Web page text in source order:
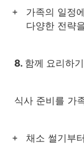
가족의 일정
다양한 전략
8. 함께 요리하기
식사 준비를 가
채소 썰기부